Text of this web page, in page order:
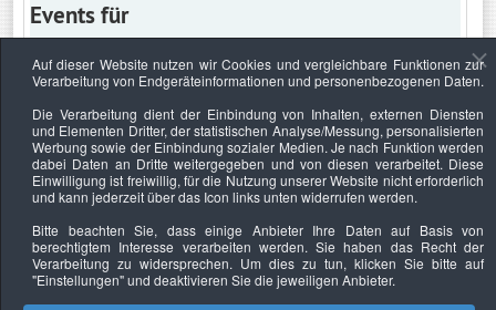
Events für
Keine Termine
Datenschutzerklärung Urheberrechtsnachweise Nachhaltigkeit
Copyright © 2026. Bundesverband Deutscher
Sachverständiger und Fachgutachter e.V..
Auf dieser Website nutzen wir Cookies und vergleichbare Funktionen zur
Verarbeitung von Endgeräteinformationen und personenbezogenen Daten.
Die Verarbeitung dient der Einbindung von Inhalten, externen Diensten
und Elementen Dritter, der statistischen Analyse/Messung, personalisierten
Werbung sowie der Einbindung sozialer Medien. Je nach Funktion werden
dabei Daten an Dritte weitergegeben und von diesen verarbeitet. Diese
Einwilligung ist freiwillig, für die Nutzung unserer Website nicht erforderlich
und kann jederzeit über das Icon links unten widerrufen werden.
Bitte beachten Sie, dass einige Anbieter Ihre Daten auf Basis von
berechtigtem Interesse verarbeiten werden. Sie haben das Recht der
Verarbeitung zu widersprechen. Um dies zu tun, klicken Sie bitte auf
"Einstellungen"und deaktivieren Sie die jeweiligen Anbieter.